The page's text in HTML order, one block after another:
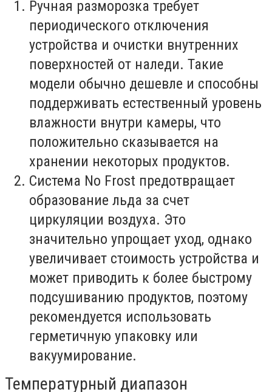
Ручная разморозка требует
периодического отключения
устройства и очистки внутренних
поверхностей от наледи. Такие
модели обычно дешевле и способны
поддерживать естественный уровень
влажности внутри камеры, что
положительно сказывается на
хранении некоторых продуктов.
Система No Frost предотвращает
образование льда за счет
циркуляции воздуха. Это
значительно упрощает уход, однако
увеличивает стоимость устройства и
может приводить к более быстрому
подсушиванию продуктов, поэтому
рекомендуется использовать
герметичную упаковку или
вакуумирование.
Температурный диапазон